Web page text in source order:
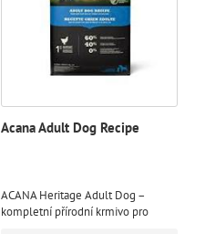
Acana Adult Dog Recipe
ACANA Heritage Adult Dog –
kompletní přírodní krmivo pro